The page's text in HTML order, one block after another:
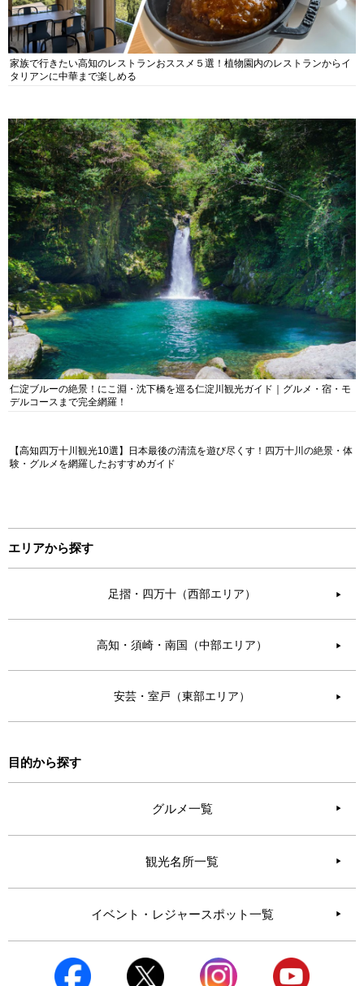
家族で行きたい高知のレストランおススメ５選！植物園内のレストランからイ
タリアンに中華まで楽しめる
仁淀ブルーの絶景！にこ淵・沈下橋を巡る仁淀川観光ガイド｜グルメ・宿・モ
デルコースまで完全網羅！
【高知四万十川観光10選】日本最後の清流を遊び尽くす！四万十川の絶景・体
験・グルメを網羅したおすすめガイド
エリアから探す
足摺・四万十（西部エリア） ▶︎
高知・須崎・南国（中部エリア） ▶︎
安芸・室戸（東部エリア） ▶︎
目的から探す
グルメ一覧
観光名所一覧
イベント・レジャースポット一覧